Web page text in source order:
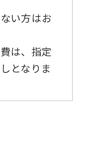
い方はお
は、指定
となりま